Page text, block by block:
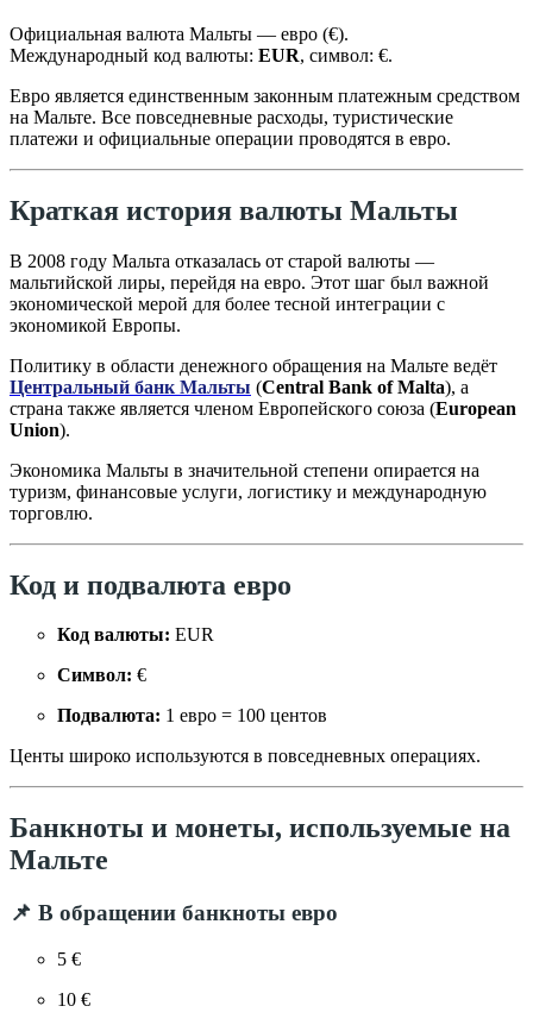
Официальная валюта Мальты — евро (€).
Международный код валюты: EUR, символ: €.
Евро является единственным законным платежным средством
на Мальте. Все повседневные расходы, туристические
платежи и официальные операции проводятся в евро.
Краткая история валюты Мальты
В 2008 году Мальта отказалась от старой валюты —
мальтийской лиры, перейдя на евро. Этот шаг был важной
экономической мерой для более тесной интеграции с
экономикой Европы.
Политику в области денежного обращения на Мальте ведёт
Центральный банк Мальты (Central Bank of Malta), а
страна также является членом Европейского союза (European
Union).
Экономика Мальты в значительной степени опирается на
туризм, финансовые услуги, логистику и международную
торговлю.
Код и подвалюта евро
Код валюты: EUR
Символ: €
Подвалюта: 1 евро = 100 центов
Центы широко используются в повседневных операциях.
Банкноты и монеты, используемые на
Мальте
📌 В обращении банкноты евро
5 €
10 €